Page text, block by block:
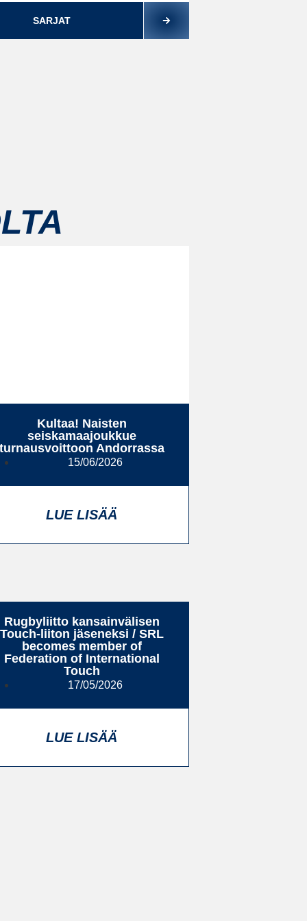
SARJAT
Kultaa! Naisten
seiskamaajoukkue
Andorrassa
15/06/2026
LUE LISÄÄ
Rugbyliitto kansainvälisen
Touch-liiton jäseneksi / SRL
becomes member of
Federation of International
Touch
17/05/2026
LUE LISÄÄ